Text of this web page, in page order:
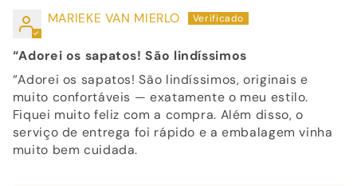
MARIEKE VAN MIERLO
“Adorei os sapatos! São lindíssimos
“Adorei os sapatos! São lindíssimos, originais e
muito confortáveis — exatamente o meu estilo.
Fiquei muito feliz com a compra. Além disso, o
serviço de entrega foi rápido e a embalagem vinha
muito bem cuidada.